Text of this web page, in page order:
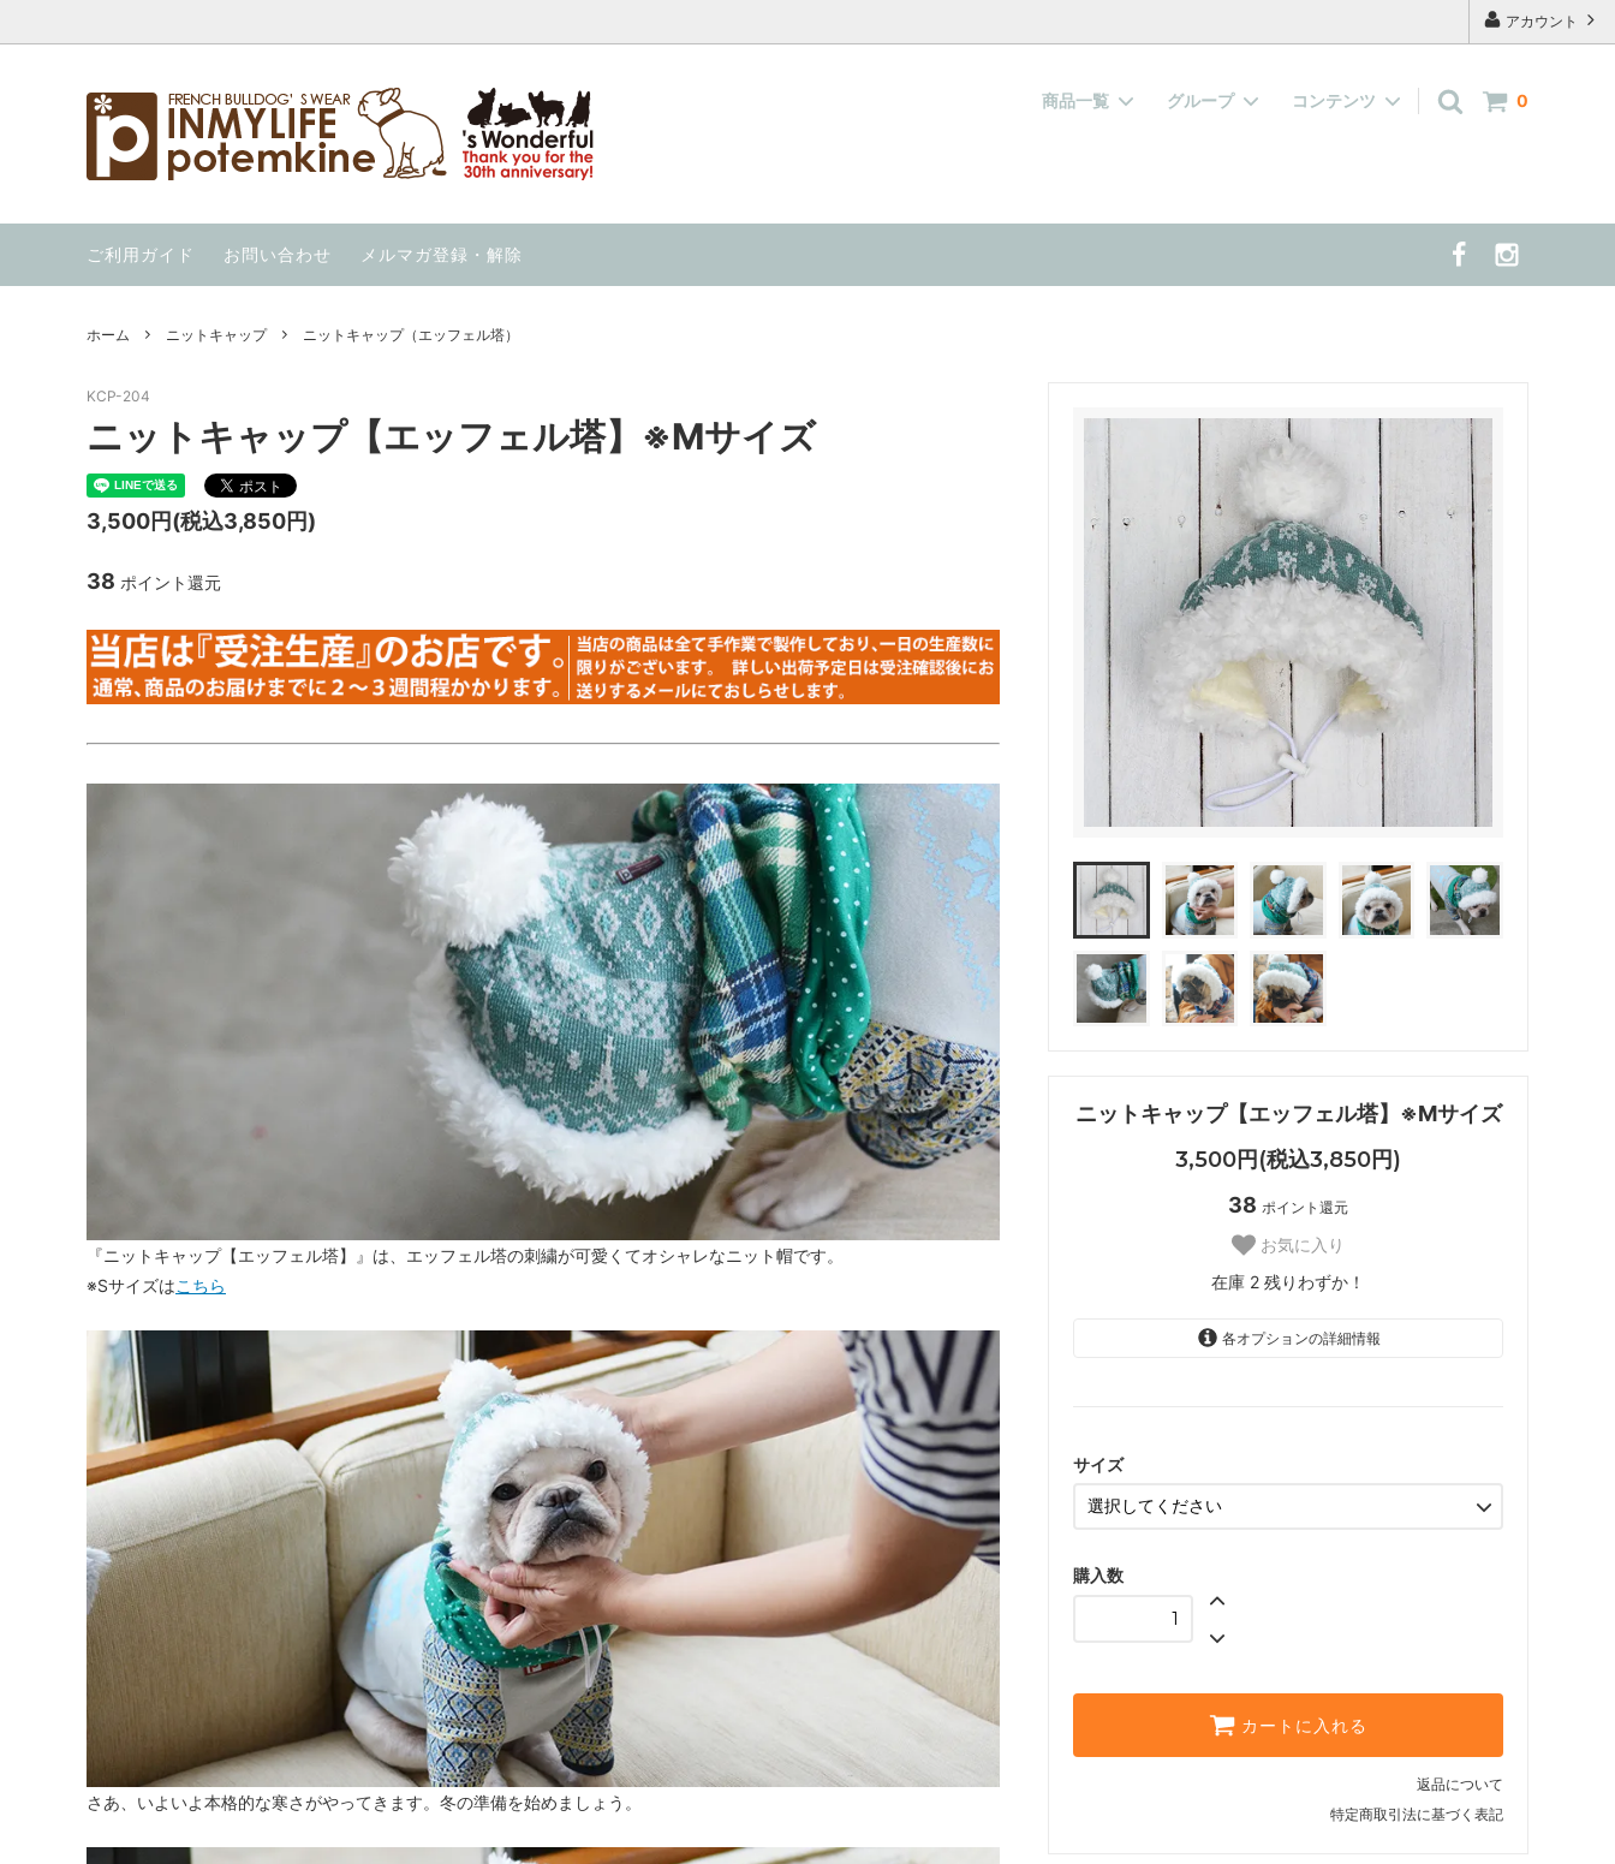
アカウント
0
商品一覧
ウエア クールウォーカー（夏用ハーネス）
ウィンター・ウォーカー（秋冬用ハーネ
ス）
ニットキャップ ネックウォーマー 雑貨
グループ
【暑さ対策応援価格】の商品を集めまし
夏用ハーネス COOL WALKER
通気性の良い服を集めました！ 冷んやーり感じる 接触冷感の洋服
コンテンツ
INMYLIFE potemkineの手仕事 当店の梱包と発送方法につきまして
ウォーホル絵本
OUT & IN 『水で濡らして着せる服』の
ススメ 2026
INMYLIFE potemkineが提案する 夏の
当店の看板犬 兼 モデル犬 の紹介
ご利用ガイド
お問い合わせ メルマガ登録・解除
ホーム ニットキャップ ニットキャップ（エッフェル塔）
ニットキャップ【エッフェル塔】※Mサイズ
3,500円(税込3,850円)
38 ポイント還元
お気に入り
在庫 2 残りわずか！
各オプションの詳細情報
サイズ
購入数
カートに入れる
返品について
特定商取引法に基づく表記
KCP-204
ニットキャップ【エッフェル塔】※Mサイズ
3,500円(税込3,850円)
38 ポイント還元
『ニットキャップ【エッフェル塔】』は、エッフェル塔の刺繍が可愛くてオシャレなニット帽です。
※Sサイズはこちら
さあ、いよいよ本格的な寒さがやってきます。冬の準備を始めましょう。